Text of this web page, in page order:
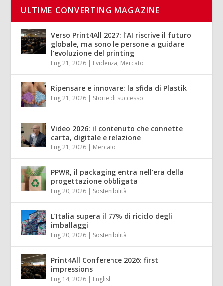
ULTIME CONVERTING MAGAZINE
Verso Print4All 2027: l’AI riscrive il futuro
globale, ma sono le persone a guidare
l’evoluzione del printing
Lug 21, 2026 | Evidenza, Mercato
Ripensare e innovare: la sfida di Plastik
Lug 21, 2026 | Storie di successo
Video 2026: il contenuto che connette
carta, digitale e relazione
Lug 21, 2026 | Mercato
PPWR, il packaging entra nell’era della
progettazione obbligata
Lug 20, 2026 | Sostenibilità
L’Italia supera il 77% di riciclo degli
imballaggi
Lug 20, 2026 | Sostenibilità
Print4All Conference 2026: first
impressions
Lug 14, 2026 | English